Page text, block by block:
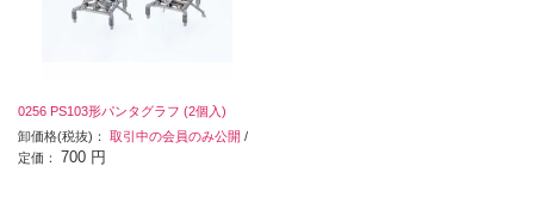
0256 PS103形パンタグラフ (2個入)
卸価格(税抜)： 取引中の会員のみ公開 /
定価： 700 円